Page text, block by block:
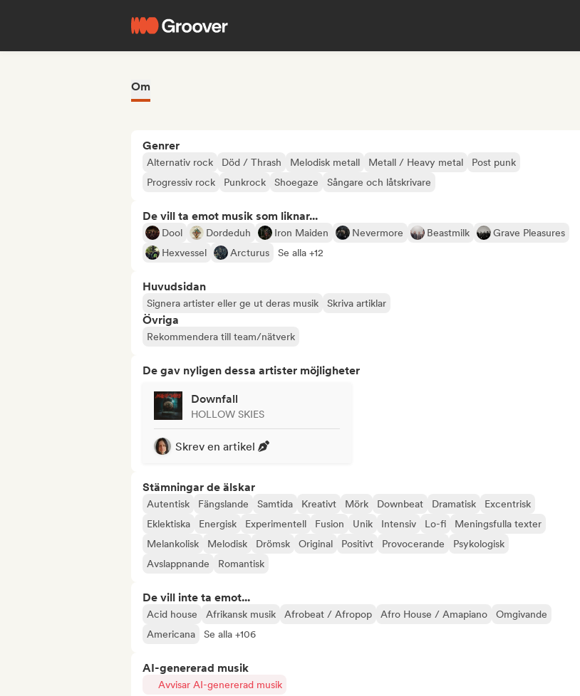
Om
Genrer
Alternativ rock Död / Thrash Melodisk metall Metall / Heavy metal
Post punk
Progressiv rock
Punkrock Shoegaze Sångare och låtskrivare
De vill ta emot musik som liknar...
Dool Dordeduh Iron Maiden Nevermore Beastmilk
Grave Pleasures
Hexvessel
Arcturus Se alla +12
Huvudsidan
Signera artister eller ge ut deras musik Skriva artiklar
Övriga
Rekommendera till team/nätverk
De gav nyligen dessa artister möjligheter
Downfall
HOLLOW SKIES
Skrev en artikel
Stämningar de älskar
Autentisk Fängslande Samtida Kreativt Mörk Downbeat Dramatisk
Excentrisk
Eklektiska
Energisk Experimentell Fusion Unik Intensiv Lo-fi
Meningsfulla texter
Melankolisk
Melodisk Drömsk Original Positivt Provocerande
Psykologisk
Avslappnande
Romantisk
De vill inte ta emot...
Acid house Afrikansk musik Afrobeat / Afropop Afro House / Amapiano
Omgivande
Americana
Se alla +106
AI-genererad musik
Avvisar AI-genererad musik